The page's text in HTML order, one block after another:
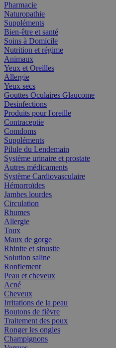
Pharmacie
Naturopathie
Suppléments
Bien-être et santé
Soins à Domicile
Nutrition et régime
Animaux
Yeux et Oreilles
Allergie
Yeux secs
Gouttes Oculaires Glaucome
Desinfections
Produits pour l'oreille
Contraceptie
Comdoms
Suppléments
Pilule du Lendemain
Système urinaire et prostate
Autres médicaments
Système Cardiovasculaire
Hémorroïdes
Jambes lourdes
Circulation
Rhumes
Allergie
Toux
Maux de gorge
Rhinite et sinusite
Solution saline
Ronflement
Peau et cheveux
Acné
Cheveux
Irritations de la peau
Boutons de fièvre
Traitement des poux
Ronger les ongles
Champignons